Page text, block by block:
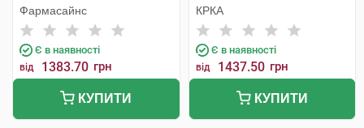
пакетів
Фармасайнс
Є в наявності
від 1383.70 грн
КУПИТИ
КРКА
Є в наявності
від 1437.50 грн
КУПИТИ